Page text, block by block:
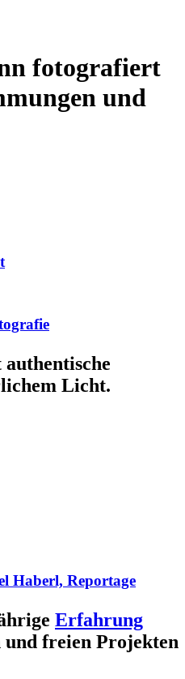
fotografiert
und
authentische
Licht.
Haberl, Reportage
Erfahrung
freien Projekten